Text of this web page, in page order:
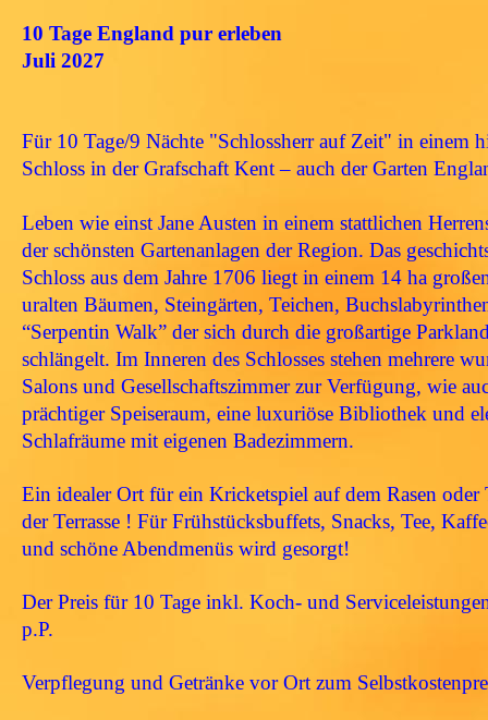
10 Tage England pur erleben
Juli 2027
Für 10 Tage/9 Nächte "Schlossherr auf Zeit"in einem
Schloss in der Grafschaft Kent– auch der Garten
Leben wie einst Jane Austen in einem stattlichen
der schönsten Gartenanlagen der Region. Das
Schloss aus dem Jahre 1706 liegt in einem 14 ha
uralten Bäumen, Steingärten, Teichen,
“Serpentin Walk” der sich durch die großartige
schlängelt.Im Inneren des Schlosses stehen mehrere
Salons und Gesellschaftszimmer zur Verfügung, wie
prächtiger Speiseraum, eine luxuriöse Bibliothek und
Schlafräume mit eigenen Badezimmern.
Ein idealer Ort für ein Kricketspiel auf dem Rasen oder
der Terrasse !Für Frühstücksbuffets, Snacks, Tee,
und schöne Abendmenüs wird gesorgt!
Der Preis für 10 Tage inkl. Koch- und
p.P.
Verpflegung und Getränke vor Ort zum